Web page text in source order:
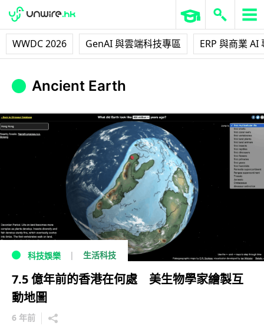
WWDC 2026 GenAI 與雲端科技專區 ERP 與商業 AI
Ancient Earth
科技娛樂 生活科技
7.5 億年前的香港在何處 美生物學家繪製互
動地圖
6 年前